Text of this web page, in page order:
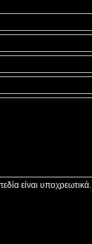
είναι υποχρεωτικά.